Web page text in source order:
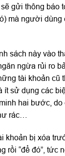
gửi thông báo
mà người dùng
sách này vào
ngừa rủi ro
tài khoản cũ
ít sử dụng các
hai bước, do
rác…
khoản bị xóa
rồi “để đó”, tức